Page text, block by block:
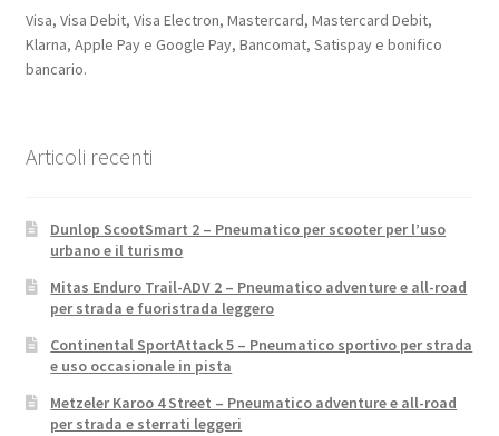
Visa, Visa Debit, Visa Electron, Mastercard, Mastercard Debit,
Klarna, Apple Pay e Google Pay, Bancomat, Satispay e bonifico
bancario.
Articoli recenti
Dunlop ScootSmart 2 – Pneumatico per scooter per l’uso
urbano e il turismo
Mitas Enduro Trail-ADV 2 – Pneumatico adventure e all-road
per strada e fuoristrada leggero
Continental SportAttack 5 – Pneumatico sportivo per strada
e uso occasionale in pista
Metzeler Karoo 4 Street – Pneumatico adventure e all-road
per strada e sterrati leggeri